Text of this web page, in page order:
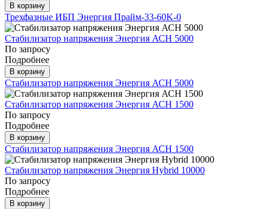
В корзину
Трехфазные ИБП Энергия Прайм-33-60K-0
Стабилизатор напряжения Энергия АСН 5000
По запросу
Подробнее
В корзину
Стабилизатор напряжения Энергия АСН 5000
Стабилизатор напряжения Энергия АСН 1500
По запросу
Подробнее
В корзину
Стабилизатор напряжения Энергия АСН 1500
Стабилизатор напряжения Энергия Hybrid 10000
По запросу
Подробнее
В корзину